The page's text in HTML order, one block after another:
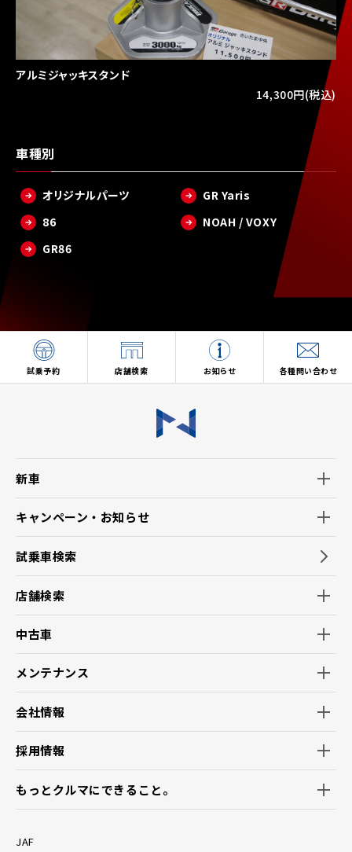
アルミジャッキスタンド
14,300円(税込)
車種別
オリジナルパーツ
GR Yaris
86
NOAH / VOXY
GR86
試乗予約 店舗検索 お知らせ 各種問い合わせ
新車
キャンペーン・お知らせ
試乗車検索
店舗検索
中古車
メンテナンス
会社情報
採用情報
もっとクルマにできること。
JAF